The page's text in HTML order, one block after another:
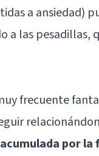
a ansiedad)
a las pesadillas,
frecuente
por